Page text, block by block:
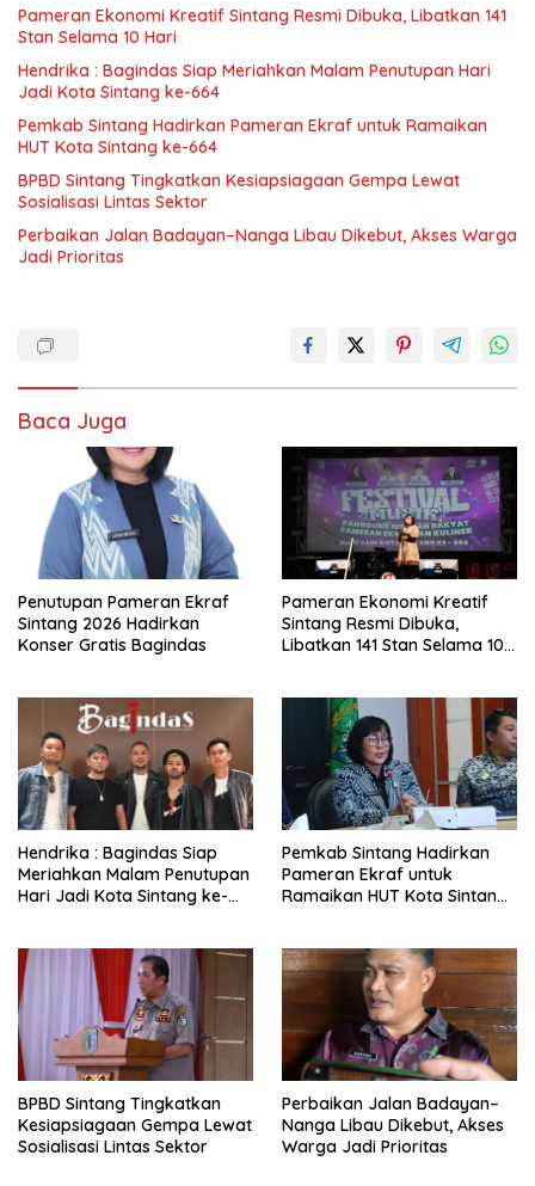
Pameran Ekonomi Kreatif Sintang Resmi Dibuka, Libatkan 141
Stan Selama 10 Hari
Hendrika : Bagindas Siap Meriahkan Malam Penutupan Hari
Jadi Kota Sintang ke-664
Pemkab Sintang Hadirkan Pameran Ekraf untuk Ramaikan
HUT Kota Sintang ke-664
BPBD Sintang Tingkatkan Kesiapsiagaan Gempa Lewat
Sosialisasi Lintas Sektor
Perbaikan Jalan Badayan–Nanga Libau Dikebut, Akses Warga
Jadi Prioritas
Baca Juga
Penutupan Pameran Ekraf
Sintang 2026 Hadirkan
Konser Gratis Bagindas
Pameran Ekonomi Kreatif
Sintang Resmi Dibuka,
Libatkan 141 Stan Selama 10
Hendrika : Bagindas Siap
Meriahkan Malam Penutupan
Hari Jadi Kota Sintang ke-
Pemkab Sintang Hadirkan
Pameran Ekraf untuk
Ramaikan HUT Kota Sintang
BPBD Sintang Tingkatkan
Kesiapsiagaan Gempa Lewat
Sosialisasi Lintas Sektor
Perbaikan Jalan Badayan–
Nanga Libau Dikebut, Akses
Warga Jadi Prioritas